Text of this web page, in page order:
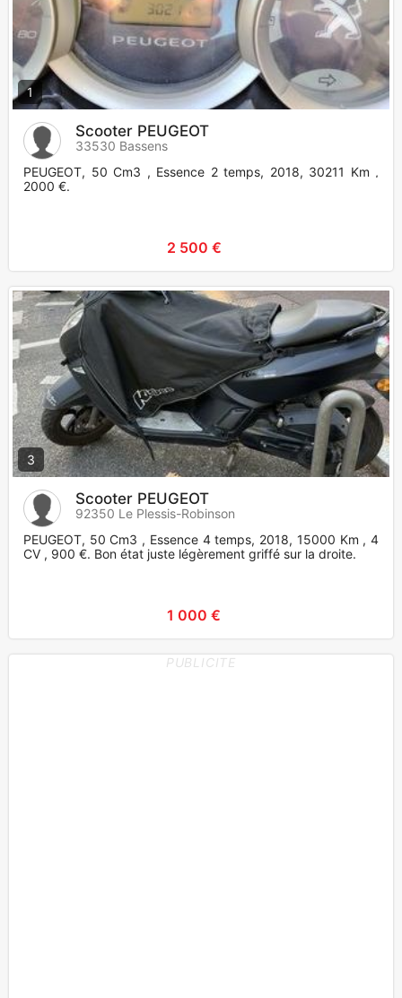
1
Scooter PEUGEOT
33530 Bassens
PEUGEOT, 50 Cm3 , Essence 2 temps, 2018, 30211 Km ,
2000 €.
2 500 €
3
Scooter PEUGEOT
92350 Le Plessis-Robinson
PEUGEOT, 50 Cm3 , Essence 4 temps, 2018, 15000 Km , 4
CV , 900 €. Bon état juste légèrement griffé sur la droite.
1 000 €
PUBLICITE